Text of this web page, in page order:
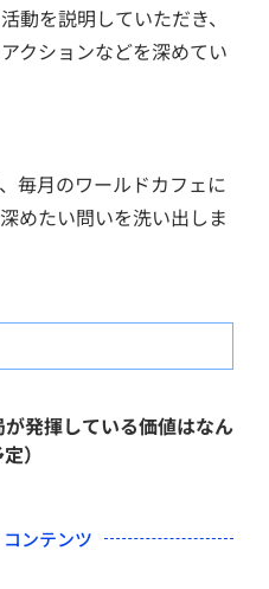
動を説明していただき、
クションなどを深めてい
毎月のワールドカフェに
めたい問いを洗い出しま
が発揮している価値はなん
）
ンテンツ